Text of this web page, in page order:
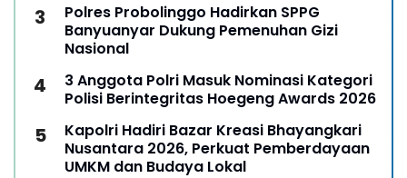
Polres Probolinggo Hadirkan SPPG
Banyuanyar Dukung Pemenuhan Gizi
Nasional
3 Anggota Polri Masuk Nominasi Kategori
Polisi Berintegritas Hoegeng Awards 2026
Kapolri Hadiri Bazar Kreasi Bhayangkari
Nusantara 2026, Perkuat Pemberdayaan
UMKM dan Budaya Lokal